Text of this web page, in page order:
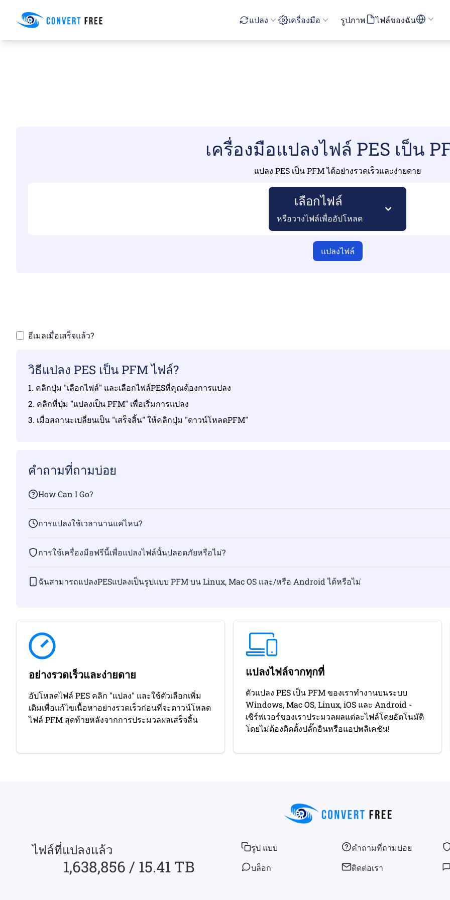
Convert Free แปลง เครื่องมือ รูปภาพ ไฟล์ของฉัน
เครื่องมือแปลงไฟล์ PES เป็น
แปลง PES เป็น PFM ได้อย่างรวดเร็วและง่ายดาย
เลือกไฟล์
หรือวางไฟล์เพื่ออัปโหลด
แปลงไฟล์
อีเมลเมื่อเสร็จแล้ว?
วิธีแปลง PES เป็น PFM ไฟล์?
1. คลิกปุ่ม "เลือกไฟล์" และเลือกไฟล์PESที่คุณต้องการแปลง
2. คลิกที่ปุ่ม "แปลงเป็น PFM" เพื่อเริ่มการแปลง
3. เมื่อสถานะเปลี่ยนเป็น "เสร็จสิ้น" ให้คลิกปุ่ม "ดาวน์โหลดPFM"
คำถามที่ถามบ่อย
How Can I Go?
การแปลงใช้เวลานานแค่ไหน?
การใช้เครื่องมือฟรีนี้เพื่อแปลงไฟล์นั้นปลอดภัยหรือไม่?
ฉันสามารถแปลงPESแปลงเป็นรูปแบบ PFM บน Linux, Mac OS และ/หรือ Android ได้หรือไม่
อย่างรวดเร็วและง่ายดาย
อัปโหลดไฟล์ PES คลิก "แปลง" และใช้ตัวเลือกเพิ่ม
เติมเพื่อแก้ไขเนื้อหาอย่างรวดเร็วก่อนที่จะดาวน์โหลด
ไฟล์ PFM สุดท้ายหลังจากการประมวลผลเสร็จสิ้น
แปลงไฟล์จากทุกที่
ตัวแปลง PES เป็น PFM ของเราทํางานบนระบบ
Windows, Mac OS, Linux, iOS และ Android -
เซิร์ฟเวอร์ของเราประมวลผลแต่ละไฟล์โดยอัตโนมัติ
โดยไม่ต้องติดตั้งปลั๊กอินหรือแอปพลิเคชัน!
ไฟล์ที่แปลงแล้ว
1,638,856 / 15.41 TB
รูป แบบ
บล็อก
คำถามที่ถามบ่อย
ติดต่อเรา